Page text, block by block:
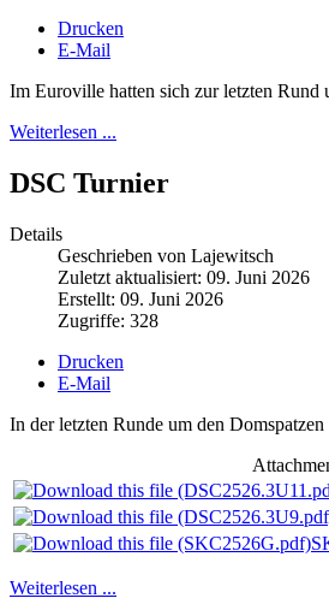
Drucken
E-Mail
Im Euroville hatten sich zur letzten
Weiterlesen ...
DSC Turnier
Details
Geschrieben von Lajewitsch
Zuletzt aktualisiert: 09. Juni 2026
Erstellt: 09. Juni 2026
Zugriffe: 328
Drucken
E-Mail
In der letzten Runde um den
Weiterlesen ...